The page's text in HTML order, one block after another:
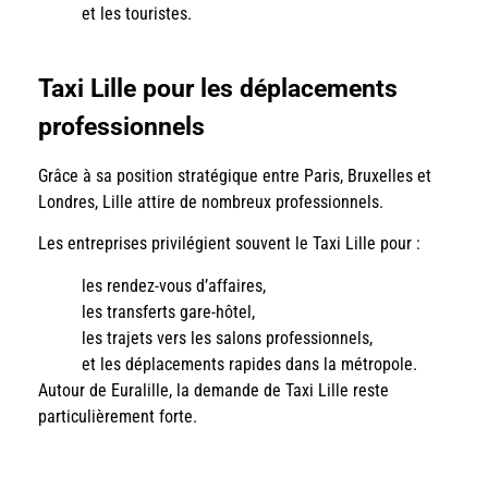
et les touristes.
Taxi Lille pour les déplacements
professionnels
Grâce à sa position stratégique entre Paris, Bruxelles et
Londres, Lille attire de nombreux professionnels.
Les entreprises privilégient souvent le Taxi Lille pour :
les rendez-vous d’affaires,
les transferts gare-hôtel,
les trajets vers les salons professionnels,
et les déplacements rapides dans la métropole.
Autour de Euralille, la demande de Taxi Lille reste
particulièrement forte.